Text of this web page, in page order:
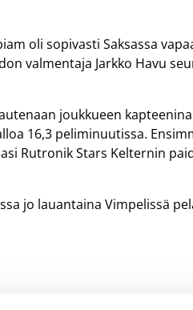
oli sopivasti Saksassa
valmentaja Jarkko Havu
joukkueen
16,3 peliminuutissa.
Rutronik Stars Kelternin
jo lauantaina Vimpelissä